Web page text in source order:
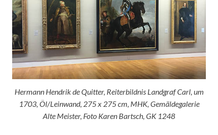
Hermann Hendrik de Quitter, Reiterbildnis Landgraf Carl, um
1703, Öl/Leinwand, 275 x 275 cm, MHK, Gemäldegalerie
Alte Meister, Foto Karen Bartsch, GK 1248